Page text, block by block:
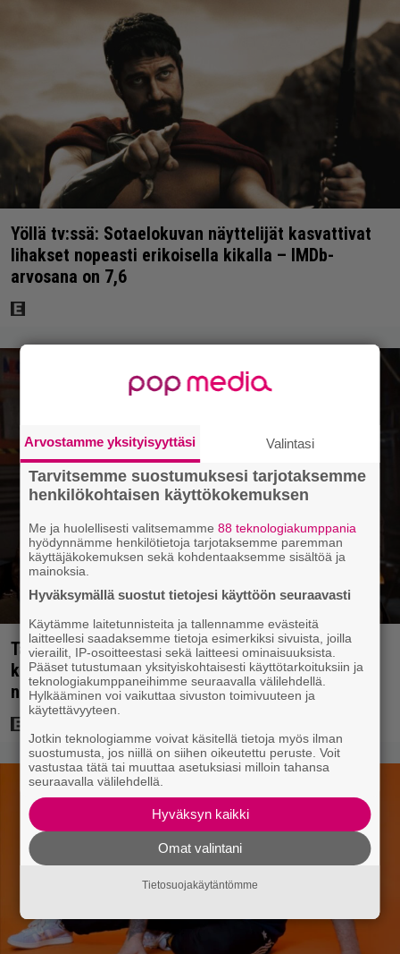
Yöllä tv:ssä: Sotaelokuvan näyttelijät kasvattivat
lihakset nopeasti erikoisella kikalla – IMDb-
arvosana on 7,6
Tänään tv:ssä: Steven Spielbergin ja Tom Cruisen
kaveruus loppui 21 vuotta sitten – Syynä Cruisen
nolo käytös
Arvostamme yksityisyyttäsi Valintasi
Tarvitsemme suostumuksesi tarjotaksemme
henkilökohtaisen käyttökokemuksen
Me ja huolellisesti valitsemamme88 teknologiakumppania
hyödynnämme henkilötietoja tarjotaksemme paremman
käyttäjäkokemuksen sekä kohdentaaksemme sisältöä ja
mainoksia.
Hyväksymällä suostut tietojesi käyttöön seuraavasti
Käytämme laitetunnisteita ja tallennamme evästeitä
laitteellesi saadaksemme tietoja esimerkiksi sivuista, joilla
vierailit, IP-osoitteestasi sekä laitteesi ominaisuuksista.
Pääset tutustumaan yksityiskohtaisesti käyttötarkoituksiin ja
teknologiakumppaneihimme seuraavalla välilehdellä.
Hylkääminen voi vaikuttaa sivuston toimivuuteen ja
käytettävyyteen.
Jotkin teknologiamme voivat käsitellä tietoja myös ilman
suostumusta, jos niillä on siihen oikeutettu peruste. Voit
vastustaa tätä tai muuttaa asetuksiasi milloin tahansa
seuraavalla välilehdellä.
Hyväksyn kaikki
Omat valintani
Tietosuojakäytäntömme